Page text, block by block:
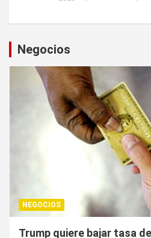
Negocios
NEGOCIOS
¿Cuál es el “arma nuclear